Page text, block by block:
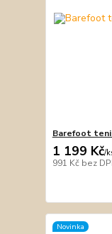
Barefoot
1 199 Kč/
991 Kč bez
Novinka